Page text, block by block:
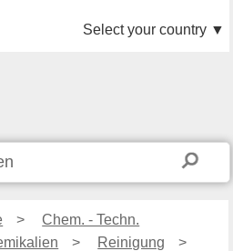
Select your country ▼
>
Chem. - Techn.
> Reinigung
>